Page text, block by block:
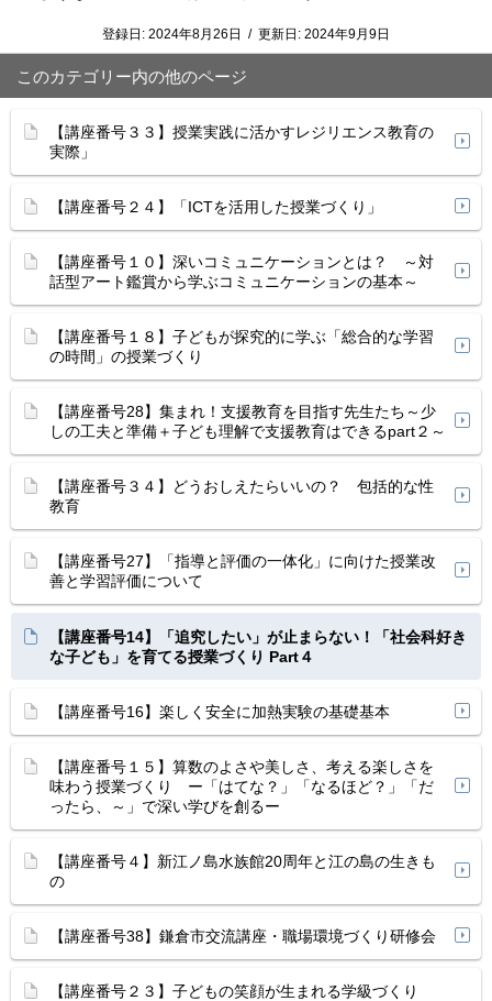
登録日: 2024年8月26日 / 更新日: 2024年9月9日
このカテゴリー内の他のページ
【講座番号３３】授業実践に活かすレジリエンス教育の
実際」
【講座番号２４】「ICTを活用した授業づくり」
【講座番号１０】深いコミュニケーションとは？ ～対
話型アート鑑賞から学ぶコミュニケーションの基本～
【講座番号１８】子どもが探究的に学ぶ「総合的な学習
の時間」の授業づくり
【講座番号28】集まれ！支援教育を目指す先生たち～少
しの工夫と準備＋子ども理解で支援教育はできるpart２～
【講座番号３４】どうおしえたらいいの？ 包括的な性
教育
【講座番号27】「指導と評価の一体化」に向けた授業改
善と学習評価について
【講座番号14】「追究したい」が止まらない！「社会科好き
な子ども」を育てる授業づくり Part４
【講座番号16】楽しく安全に加熱実験の基礎基本
【講座番号１５】算数のよさや美しさ、考える楽しさを
味わう授業づくり ー「はてな？」「なるほど？」「だ
ったら、～」で深い学びを創るー
【講座番号４】新江ノ島水族館20周年と江の島の生きも
の
【講座番号38】鎌倉市交流講座・職場環境づくり研修会
【講座番号２３】子どもの笑顔が生まれる学級づくり